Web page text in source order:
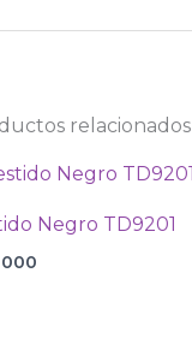
relacionados
Negro TD9201